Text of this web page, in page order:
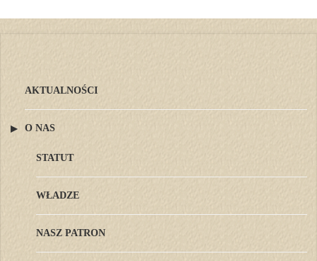
AKTUALNOŚCI
O NAS
STATUT
WŁADZE
NASZ PATRON